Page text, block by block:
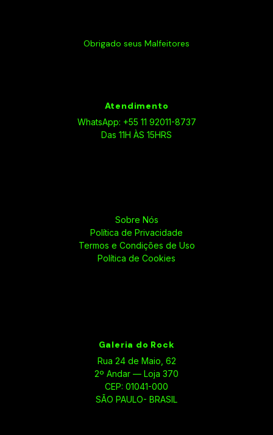
Obrigado seus Malfeitores
Atendimento
WhatsApp: +55 11 92011-8737
Das 11H ÀS 15HRS
Sobre Nós
Política de Privacidade
Termos e Condições de Uso
Política de Cookies
Galeria do Rock
Rua 24 de Maio, 62
2º Andar — Loja 370
CEP: 01041-000
SÃO PAULO- BRASIL